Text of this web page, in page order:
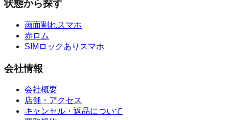
状態から探す
画面割れスマホ
赤ロム
SIMロックありスマホ
会社情報
会社概要
店舗・アクセス
キャンセル・返品について